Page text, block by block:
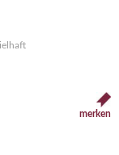
merken